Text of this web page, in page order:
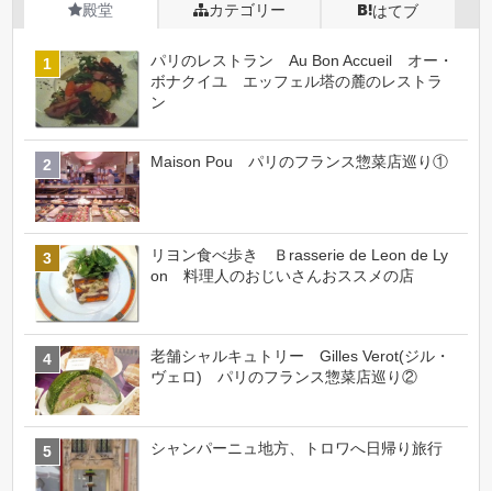
殿堂 カテゴリー はてブ
パリのレストラン Au Bon Accueil オー・
ボナクイユ エッフェル塔の麓のレストラ
ン
Maison Pou パリのフランス惣菜店巡り①
リヨン食べ歩き Ｂrasserie de Leon de Ly
on 料理人のおじいさんおススメの店
老舗シャルキュトリー Gilles Verot(ジル・
ヴェロ) パリのフランス惣菜店巡り②
シャンパーニュ地方、トロワへ日帰り旅行